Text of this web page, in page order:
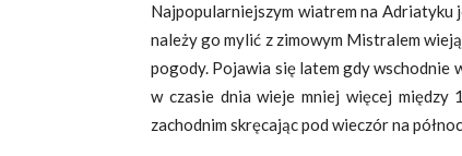
Najpopularniejszym wiatrem na Adriatyku
należy go mylić z zimowym Mistralem
pogody. Pojawia się latem gdy
w czasie dnia wieje mniej więcej między
zachodnim skręcając pod wieczór na